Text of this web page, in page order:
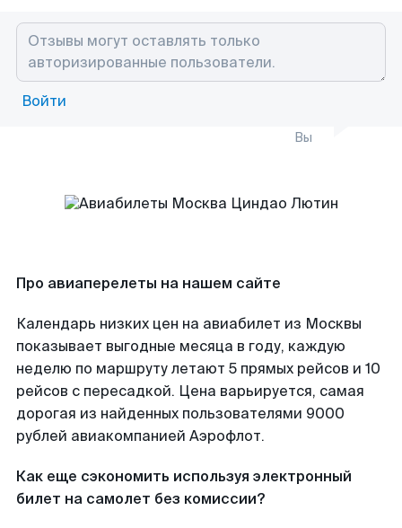
Войти
Вы
Про авиаперелеты на нашем сайте
Календарь низких цен на авиабилет из Москвы
показывает выгодные месяца в году, каждую
неделю по маршруту летают 5 прямых рейсов и 10
рейсов с пересадкой. Цена варьируется, самая
дорогая из найденных пользователями 9000
рублей авиакомпанией Аэрофлот.
Как еще сэкономить используя электронный
билет на самолет без комиссии?